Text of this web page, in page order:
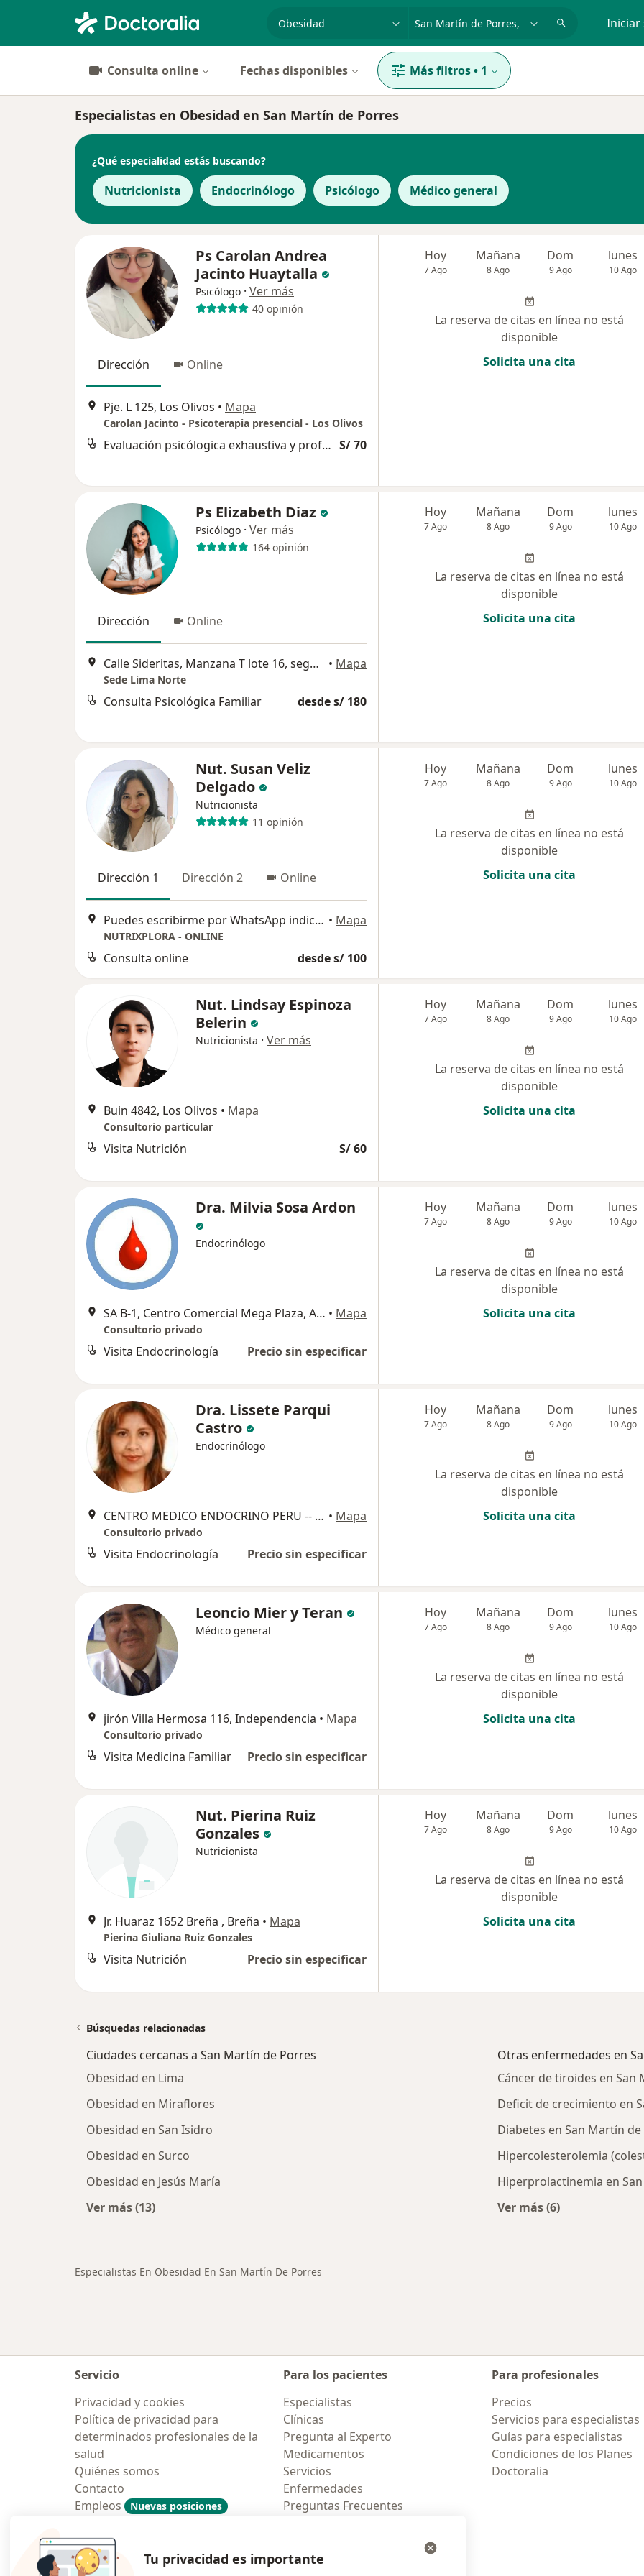
especialidad, enfermedad o nombre
p. ej. Lima Iniciar
Consulta online Fechas disponibles Más filtros• 1
Especialistas en Obesidad en San Martín de Porres
¿Qué especialidad estás buscando?
Nutricionista Endocrinólogo Psicólogo Médico general
Ps Carolan Andrea
Jacinto Huaytalla
Psicólogo · Ver más
40 opinión
Dirección Online
Pje. L 125, Los Olivos • Mapa
Carolan Jacinto - Psicoterapia presencial - Los Olivos
Evaluación psicólogica exhaustiva y profunda S/ 70
Hoy
7 Ago
Mañana
8 Ago
Dom
9 Ago
lunes
10 Ago
La reserva de citas en línea no está
disponible
Solicita una cita
Ps Elizabeth Diaz
Psicólogo · Ver más
164 opinión
Dirección Online
Calle Sideritas, Manzana T lote 16, segundo piso, Urbanización Rosario del Norte, Los Olivos • Mapa
Sede Lima Norte
Consulta Psicológica Familiar desde s/ 180
Hoy
7 Ago
Mañana
8 Ago
Dom
9 Ago
lunes
10 Ago
La reserva de citas en línea no está
disponible
Solicita una cita
Nut. Susan Veliz
Delgado
Nutricionista
11 opinión
Dirección 1 Dirección 2 Online
Puedes escribirme por WhatsApp indicando el motivo de tu consulta. Será un gusto acompañarte en este proceso!, Lima • Mapa
NUTRIXPLORA - ONLINE
Consulta online desde s/ 100
Hoy
7 Ago
Mañana
8 Ago
Dom
9 Ago
lunes
10 Ago
La reserva de citas en línea no está
disponible
Solicita una cita
Nut. Lindsay Espinoza
Belerin
Nutricionista · Ver más
Buin 4842, Los Olivos • Mapa
Consultorio particular
Visita Nutrición S/ 60
Hoy
7 Ago
Mañana
8 Ago
Dom
9 Ago
lunes
10 Ago
La reserva de citas en línea no está
disponible
Solicita una cita
Dra. Milvia Sosa Ardon
Endocrinólogo
SA B-1, Centro Comercial Mega Plaza, Avenida Alfredo Mendiola 3698, Independencia 15311 "Centro Médico Integramedica", Independencia, Los Olivos • Mapa
Consultorio privado
Visita Endocrinología Precio sin especificar
Hoy
7 Ago
Mañana
8 Ago
Dom
9 Ago
lunes
10 Ago
La reserva de citas en línea no está
disponible
Solicita una cita
Dra. Lissete Parqui
Castro
Endocrinólogo
CENTRO MEDICO ENDOCRINO PERU -- JIRÓN ICA NRO. 4095, San Martín de Porres • Mapa
Consultorio privado
Visita Endocrinología Precio sin especificar
Hoy
7 Ago
Mañana
8 Ago
Dom
9 Ago
lunes
10 Ago
La reserva de citas en línea no está
disponible
Solicita una cita
Leoncio Mier y Teran
Médico general
jirón Villa Hermosa 116, Independencia • Mapa
Consultorio privado
Visita Medicina Familiar Precio sin especificar
Hoy
7 Ago
Mañana
8 Ago
Dom
9 Ago
lunes
10 Ago
La reserva de citas en línea no está
disponible
Solicita una cita
Nut. Pierina Ruiz
Gonzales
Nutricionista
Jr. Huaraz 1652 Breña , Breña • Mapa
Pierina Giuliana Ruiz Gonzales
Visita Nutrición Precio sin especificar
Hoy
7 Ago
Mañana
8 Ago
Dom
9 Ago
lunes
10 Ago
La reserva de citas en línea no está
disponible
Solicita una cita
Búsquedas relacionadas
Ciudades cercanas a San Martín de Porres
Obesidad en Lima
Obesidad en Miraflores
Obesidad en San Isidro
Obesidad en Surco
Obesidad en Jesús María
Ver más (13)
Otras enfermedades en
Cáncer de tiroides en San
Deficit de crecimiento en
Diabetes en San Martín
Hipercolesterolemia
Hiperprolactinemia en
Ver más (6)
Especialistas En Obesidad En San Martín De Porres
Servicio
Privacidad y cookies
Política de privacidad para
determinados profesionales de la
salud
Quiénes somos
Contacto
Empleos
Nuevas posiciones
Contratación
Para los pacientes
Especialistas
Clínicas
Pregunta al Experto
Medicamentos
Servicios
Enfermedades
Preguntas Frecuentes
Para profesionales
Precios
Servicios para especialistas
Guías para especialistas
Condiciones de los Planes
Doctoralia
Tu privacidad es importante